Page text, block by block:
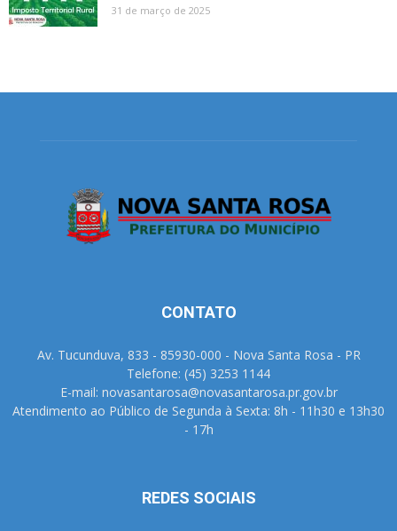
31 de março de 2025
CONTATO
Av. Tucunduva, 833 - 85930-000 - Nova Santa Rosa - PR
Telefone: (45) 3253 1144
E-mail: novasantarosa@novasantarosa.pr.gov.br
Atendimento ao Público de Segunda à Sexta: 8h - 11h30 e 13h30
- 17h
REDES SOCIAIS